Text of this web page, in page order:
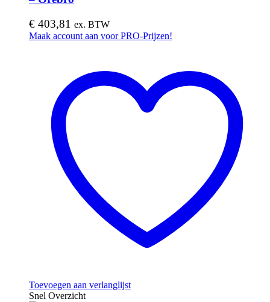
€ 403,81 ex. BTW
Maak account aan voor PRO-Prijzen!
Toevoegen aan verlanglijst
Snel Overzicht